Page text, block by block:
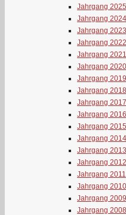
Jahrgang 2025
Jahrgang 2024
Jahrgang 2023
Jahrgang 2022
Jahrgang 2021
Jahrgang 2020
Jahrgang 2019
Jahrgang 2018
Jahrgang 2017
Jahrgang 2016
Jahrgang 2015
Jahrgang 2014
Jahrgang 2013
Jahrgang 2012
Jahrgang 2011
Jahrgang 2010
Jahrgang 2009
Jahrgang 2008